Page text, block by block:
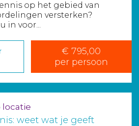
op het gebied van
versterken?
in voor...
€ 795,00
per persoon
locatie
weet wat je geeft